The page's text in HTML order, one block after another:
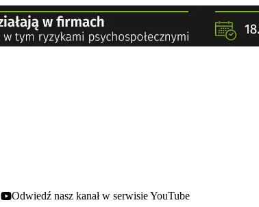
Youtube - otwiera się w nowej karcie
Odwiedź nasz kanał w serwisie YouTube